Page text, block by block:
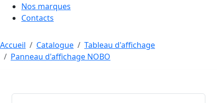
Nos marques
Contacts
Accueil Catalogue
Tableau d'affichage
Panneau d'affichage NOBO